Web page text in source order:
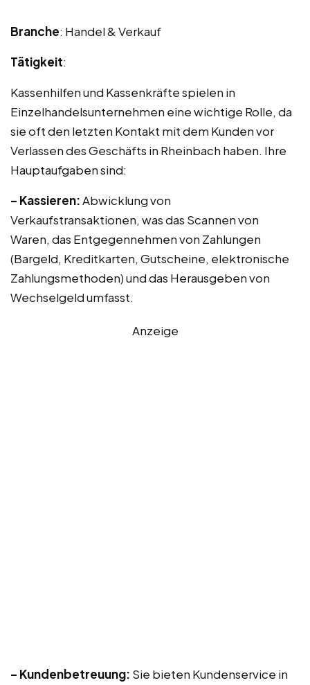
Branche: Handel & Verkauf
Tätigkeit:
Kassenhilfen und Kassenkräfte spielen in
Einzelhandelsunternehmen eine wichtige Rolle, da
sie oft den letzten Kontakt mit dem Kunden vor
Verlassen des Geschäfts in Rheinbach haben. Ihre
Hauptaufgaben sind:
– Kassieren:Abwicklung von
Verkaufstransaktionen, was das Scannen von
Waren, das Entgegennehmen von Zahlungen
(Bargeld, Kreditkarten, Gutscheine, elektronische
Zahlungsmethoden) und das Herausgeben von
Wechselgeld umfasst.
Anzeige
– Kundenbetreuung: Sie bieten Kundenservice in